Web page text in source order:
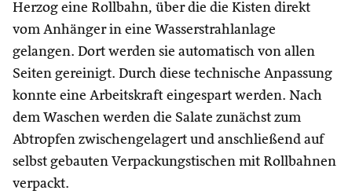
Herzog eine Rollbahn, über die die Kisten direkt
vom Anhänger in eine Wasserstrahlanlage
gelangen. Dort werden sie automatisch von allen
Seiten gereinigt. Durch diese technische Anpassung
konnte eine Arbeitskraft eingespart werden. Nach
dem Waschen werden die Salate zunächst zum
Abtropfen zwischengelagert und anschließend auf
selbst gebauten Verpackungstischen mit Rollbahnen
verpackt.